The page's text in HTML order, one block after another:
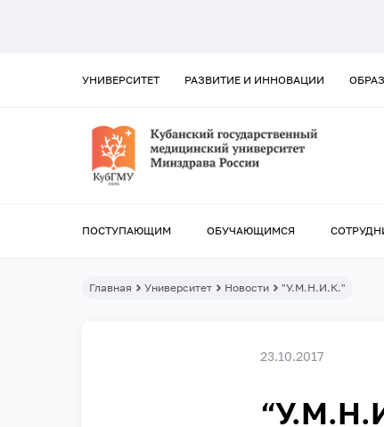
УНИВЕРСИТЕТ РАЗВИТИЕ И ИННОВАЦИИ
ПОСТУПАЮЩИМ ОБУЧАЮЩИМСЯ
Главная Университет Новости "У.М.Н.И.К."
23.10.2017